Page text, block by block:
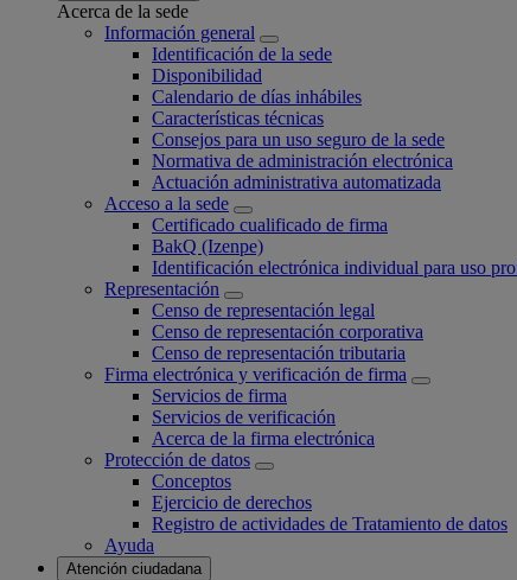
Acerca de la sede
Información general
Identificación de la sede
Disponibilidad
Calendario de días inhábiles
Características técnicas
Consejos para un uso seguro de la sede
Normativa de administración electrónica
Actuación administrativa automatizada
Acceso a la sede
Certificado cualificado de firma
BakQ (Izenpe)
Identificación electrónica individual para uso
Representación
Censo de representación legal
Censo de representación corporativa
Censo de representación tributaria
Firma electrónica y verificación de firma
Servicios de firma
Servicios de verificación
Acerca de la firma electrónica
Protección de datos
Conceptos
Ejercicio de derechos
Registro de actividades de Tratamiento de datos
Ayuda
Atención ciudadana